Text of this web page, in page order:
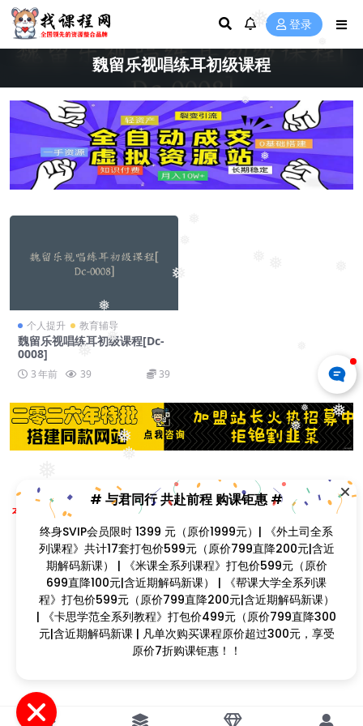
❅
❅
❅
❅
❅
❅
❅
❅
❅
❅
❅
❅
❅
❅
❅
❅
❅
❅
❅
❅ 登录
魏留乐视唱练耳初级课程
个人提升 教育辅导
魏留乐视唱练耳初级课程[Dc-
0008]
3 年前 39 39
Copyright © 2023找课程网- All rights reserved
本站支持课程资源互换，优质课程资源互换请联系微信在线客服：zkcw598 (备
注：课程互换)
闽ICP备2022077749号
# 与君同行 共赴前程 购课钜惠 #
终身SVIP会员限时 1399 元（原价1999元）| 《外土司全系
列课程》共计17套打包价599元（原价799直降200元|含近
期解码新课） | 《米课全系列课程》打包价599元（原价
699直降100元|含近期解码新课） | 《帮课大学全系列课
程》打包价599元（原价799直降200元|含近期解码新课）
| 《卡思学范全系列教程》打包价499元（原价799直降300
元|含近期解码新课 | 凡单次购买课程原价超过300元，享受
原价7折购课钜惠！！